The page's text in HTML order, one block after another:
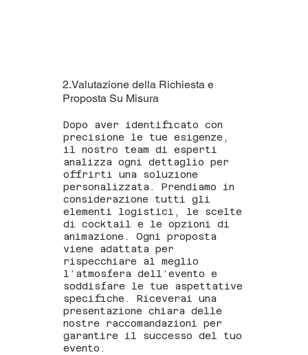
2.Valutazione della Richiesta e
Proposta Su Misura
Dopo aver identificato con
precisione le tue esigenze,
il nostro team di esperti
analizza ogni dettaglio per
offrirti una soluzione
personalizzata. Prendiamo in
considerazione tutti gli
elementi logistici, le scelte
di cocktail e le opzioni di
animazione. Ogni proposta
viene adattata per
rispecchiare al meglio
l’atmosfera dell’evento e
soddisfare le tue aspettative
specifiche. Riceverai una
presentazione chiara delle
nostre raccomandazioni per
garantire il successo del tuo
evento.